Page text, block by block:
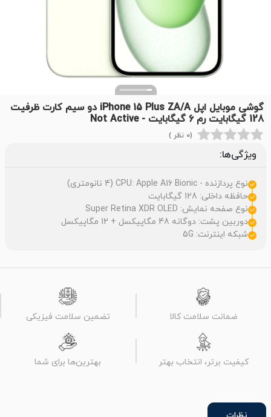
گوشی موبایل اپل iPhone 15 Plus ZA/A دو سیم کارت ظرفیت
128 گیگابایت رم 6 گیگابایت - Not Active
(0 نظر )
ویژگی‌ها:
نوع پردازنده - CPU: Apple A16 Bionic (4 نانومتری)
حافظه داخلی: 128 گیگابایت
نوع صفحه نمایش: Super Retina XDR OLED
دوربین پشت: دوگانه 48 مگاپیکسل + 12 مگاپیکسل
شبکه اینترنت: 5G
ضمانت سلامت کالا تضمین سلامت فیزیکی
کیفیت برتر، انتخاب بهتر بهترین‌ها برای شما